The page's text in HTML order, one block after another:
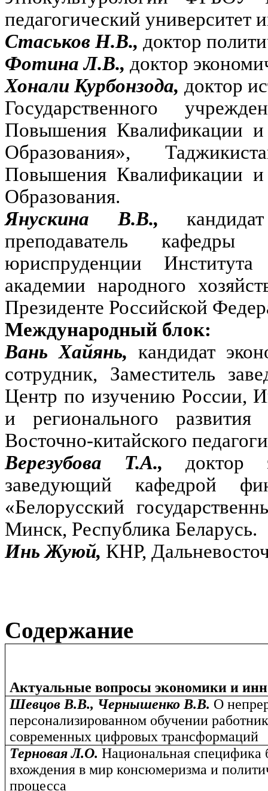
педагогический университет
Стаськов Н.В., доктор
Фотина Л.В., доктор
Хонали Курбонзода, доктор
Государственного
Повышения Квалификации и
Образования»,
Повышения Квалификации и
Образования.
Янускина В.В.,
преподаватель кафедры
юриспруденции
академии народного
Президенте Российской
Международный блок:
Вань Хайянь, кандидат
сотрудник, Заместитель
Центр по изучению России,
и регионального
Восточно-китайского
Верезубова Т.А.,
доктор
заведующий кафедрой
«Белорусский
Минск, Республика Беларусь.
Инь Жуюй, КНР,
Содержание
Актуальные вопросы экономики и
Шевцов В.В., Чернышенко В.В. О
персонализированном обучении
современных цифровых трансформаций
Терновая Л.О.Национальная специфика
вхождения в мир консюмеризма и
процесса